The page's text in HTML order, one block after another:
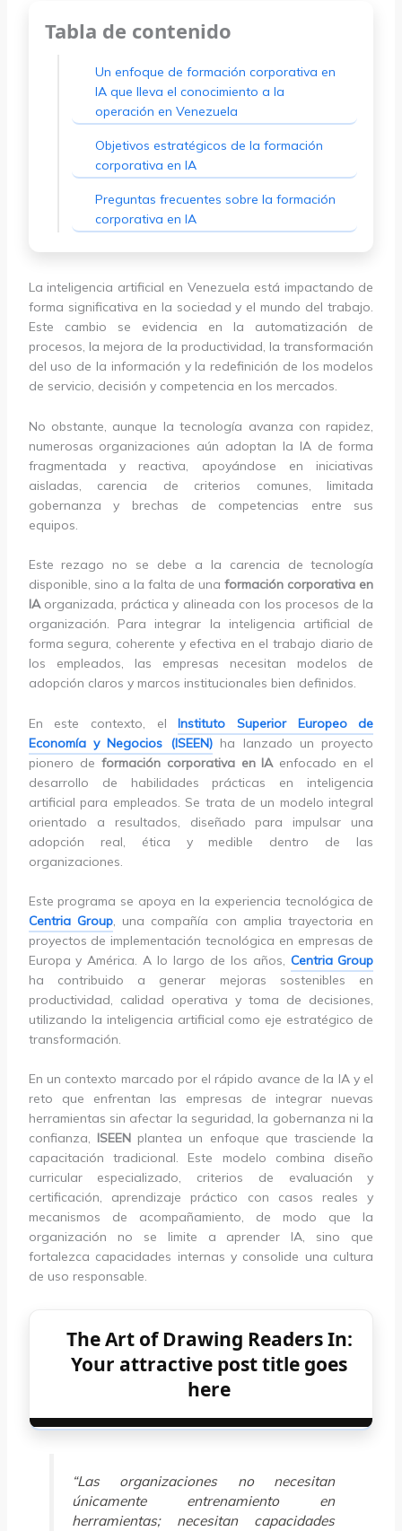
Tabla de contenido
Un enfoque de formación corporativa en
IA que lleva el conocimiento a la
operación en Venezuela
Objetivos estratégicos de la formación
corporativa en IA
Preguntas frecuentes sobre la formación
corporativa en IA
La inteligencia artificial en Venezuela está impactando de
forma significativa en la sociedad y el mundo del trabajo.
Este cambio se evidencia en la automatización de
procesos, la mejora de la productividad, la transformación
del uso de la información y la redefinición de los modelos
de servicio, decisión y competencia en los mercados.
No obstante, aunque la tecnología avanza con rapidez,
numerosas organizaciones aún adoptan la IA de forma
fragmentada y reactiva, apoyándose en iniciativas
aisladas, carencia de criterios comunes, limitada
gobernanza y brechas de competencias entre sus
equipos.
Este rezago no se debe a la carencia de tecnología
disponible, sino a la falta de unaformación corporativa en
IAorganizada, práctica y alineada con los procesos de la
organización. Para integrar la inteligencia artificial de
forma segura, coherente y efectiva en el trabajo diario de
los empleados, las empresas necesitan modelos de
adopción claros y marcos institucionales bien definidos.
En este contexto, elInstituto Superior Europeo de
Economía y Negocios (ISEEN)ha lanzado un proyecto
pionero de formación corporativa en IAenfocado en el
desarrollo de habilidades prácticas en inteligencia
artificial para empleados. Se trata de un modelo integral
orientado a resultados, diseñado para impulsar una
adopción real, ética y medible dentro de las
organizaciones.
Este programa se apoya en la experiencia tecnológica de
Centria Group, una compañía con amplia trayectoria en
proyectos de implementación tecnológica en empresas de
Europa y América. A lo largo de los años, Centria Group
ha contribuido a generar mejoras sostenibles en
productividad, calidad operativa y toma de decisiones,
utilizando la inteligencia artificial como eje estratégico de
transformación.
En un contexto marcado por el rápido avance de la IA y el
reto que enfrentan las empresas de integrar nuevas
herramientas sin afectar la seguridad, la gobernanza ni la
confianza, ISEENplantea un enfoque que trasciende la
capacitación tradicional. Este modelo combina diseño
curricular especializado, criterios de evaluación y
certificación, aprendizaje práctico con casos reales y
mecanismos de acompañamiento, de modo que la
organización no se limite a aprender IA, sino que
fortalezca capacidades internas y consolide una cultura
de uso responsable.
The Art of Drawing Readers In:
Your attractive post title goes
here
“Las organizaciones no necesitan
únicamente entrenamiento en
herramientas; necesitan capacidades